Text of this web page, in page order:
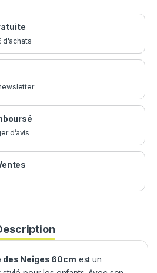
d'achats
d’avis
des Neiges 60cm est un